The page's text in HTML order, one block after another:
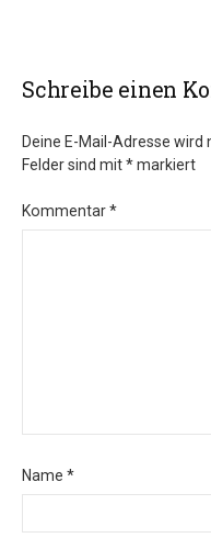
Schreibe einen
Deine E-Mail-Adresse
Felder sind mit*markiert
Kommentar*
Name *